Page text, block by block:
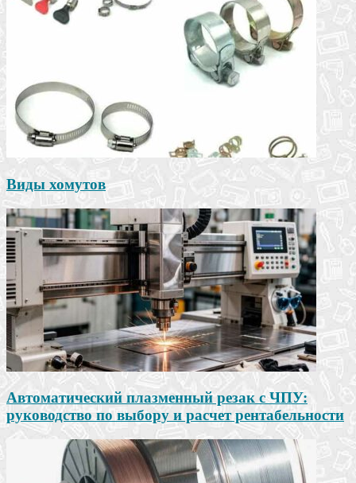
Виды хомутов
Автоматический плазменный резак с ЧПУ:
руководство по выбору и расчет рентабельности